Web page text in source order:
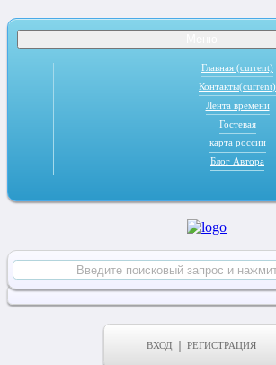
Главная (current)
Контакты(current)
Лента времени
Гостевая
карта россии
Блог Автора
ВХОД РЕГИСТРАЦИЯ